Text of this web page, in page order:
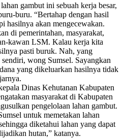
gambut ini sebuah kerja besar,
buru. “Bertahap dengan hasil
hasilnya akan mengecewakan.
di pemerintahan, masyarakat,
kawan LSM. Kalau kerja kita
pasti buruk. Nah, yang
wong Sumsel. Sayangkan
yang dikeluarkan hasilnya tidak
Dinas Kehutanan Kabupaten
masyarakat di Kabupaten
pengelolaan lahan gambut.
untuk memetakan lahan
diketahui lahan yang dapat
hutan,” katanya.